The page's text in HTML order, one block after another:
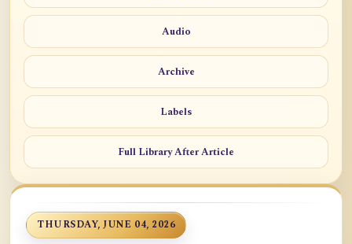
Audio
Archive
Labels
Full Library After Article
THURSDAY, JUNE 04, 2026